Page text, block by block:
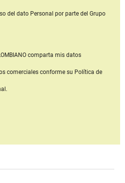
del dato Personal por parte del Grupo
comparta mis datos
comerciales conforme su Política de